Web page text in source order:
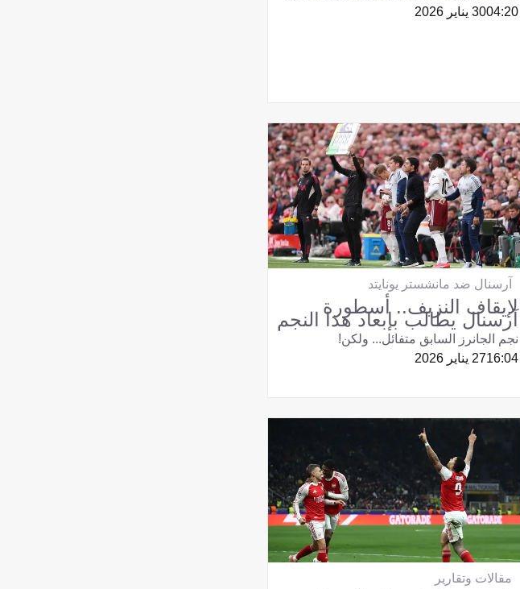
04:2030 يناير 2026
آرسنال ضد مانشستر يونايتد
لإيقاف النزيف.. أسطورة
آرسنال يطالب بإبعاد هذا النجم
نجم الجانرز السابق متفائل... ولكن!
16:0427 يناير 2026
مقالات وتقارير